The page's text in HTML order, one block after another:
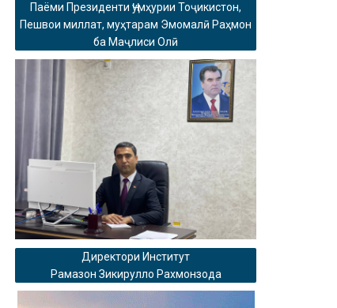
Паёми Президенти Ҷумҳурии Тоҷикистон,
Пешвои миллат, муҳтарам Эмомалӣ Раҳмон
ба Маҷлиси Олӣ
Директори Институт
Рамазон Зикирулло Рахмонзода